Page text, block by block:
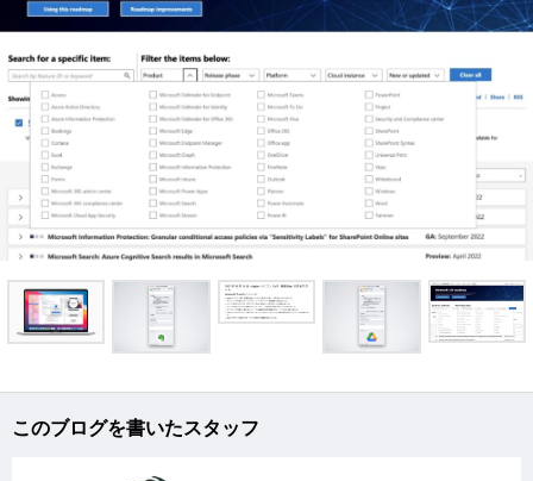
このブログを書いたスタッフ